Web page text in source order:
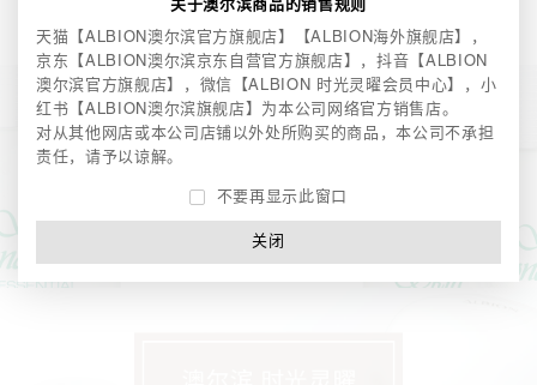
关于澳尔滨商品的销售规则
天猫【ALBION澳尔滨官方旗舰店】【ALBION海外旗舰店】，
京东【ALBION澳尔滨京东自营官方旗舰店】， 抖音【ALBION
澳尔滨官方旗舰店】，微信【ALBION 时光灵曜会员中心】， 小
红书【ALBION澳尔滨旗舰店】为本公司网络官方销售店。
对从其他网店或本公司店铺以外处所购买的商品，本公司不承担
责任，请予以谅解。
不要再显示此窗口
关闭